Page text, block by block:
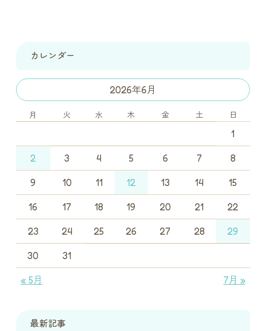
カレンダー
2026年6月
月 火 水 木 金 土 日
1
2 3 4 5 6 7 8
9 10 11 12 13 14 15
16 17 18 19 20 21 22
23 24 25 26 27 28 29
30 31
« 5月 7月 »
最新記事